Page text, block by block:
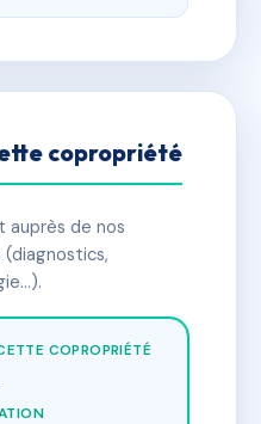
copropriété
de nos
COPROPRIÉTÉ